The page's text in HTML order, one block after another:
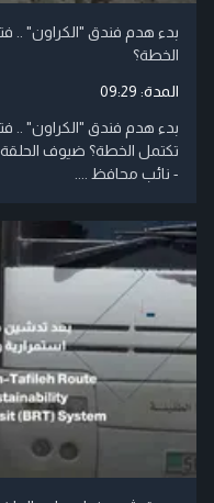
بدء هدم فندق "الكراون" ..
الخطة؟
المدة: 09:29
بدء هدم فندق "الكراون" ..
تكتمل الخطة؟ ضيوف الحلقة
- نائب محافظ ....